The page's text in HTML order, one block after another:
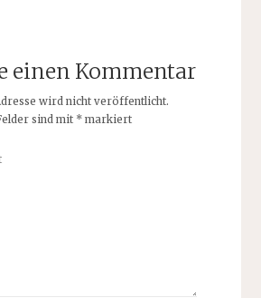
einen Kommentar
wird nicht veröffentlicht.
sind mit *markiert